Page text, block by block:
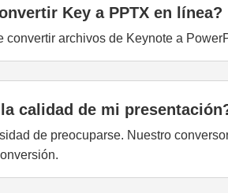
Key a PPTX en línea?
convertir archivos de Keynote a
calidad de mi
de preocuparse. Nuestro